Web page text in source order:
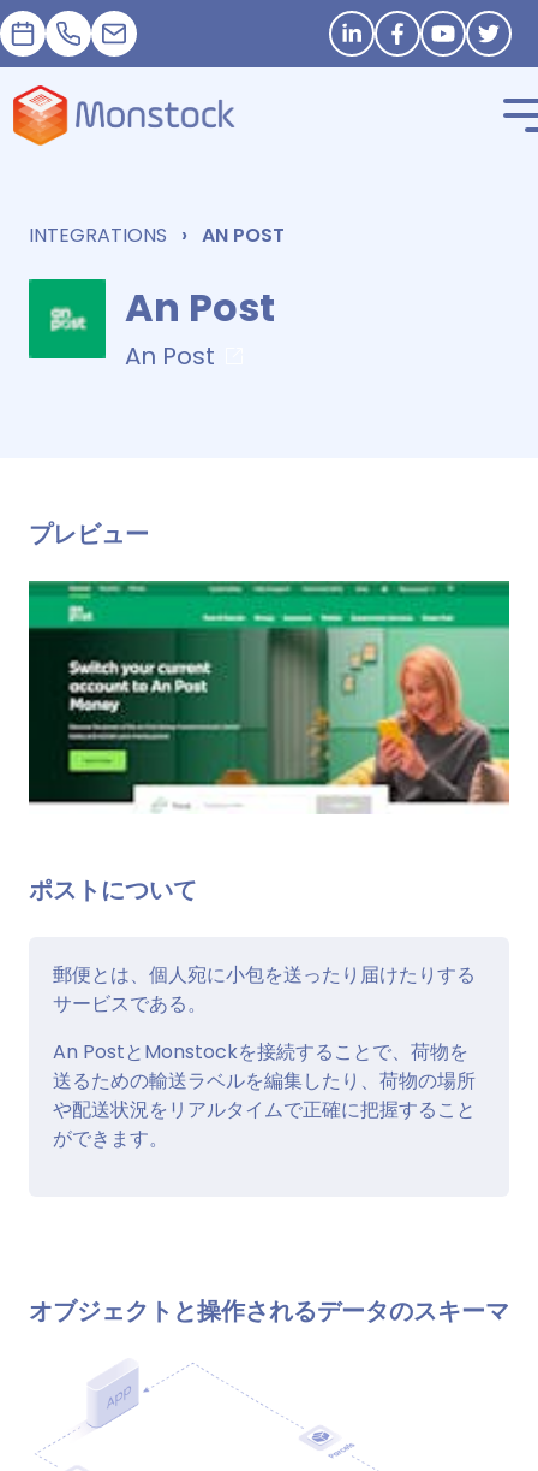
予約 +33 1 83 62 25 41
contact@monstock.net Stay in touch
INTEGRATIONS AN POST
An Post
An Post
プレビュー
ポストについて
郵便とは、個人宛に小包を送ったり届けたりする
サービスである。
An PostとMonstockを接続することで、荷物を
送るための輸送ラベルを編集したり、荷物の場所
や配送状況をリアルタイムで正確に把握すること
ができます。
オブジェクトと操作されるデータのスキーマ